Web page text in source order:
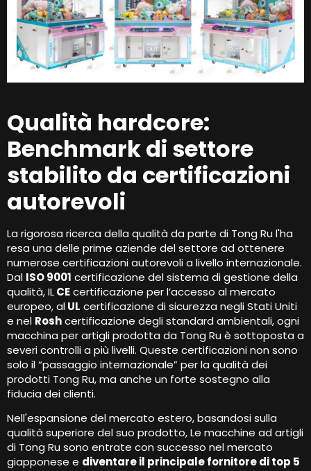
Qualità hardcore:
Benchmark di settore
stabilito da certificazioni
autorevoli
La rigorosa ricerca della qualità da parte di Tong Ru l'ha
resa una delle prime aziende del settore ad ottenere
numerose certificazioni autorevoli a livello internazionale.
Dal ISO 9001 certificazione del sistema di gestione della
qualità, ILCEcertificazione per l’accesso al mercato
europeo, alUL certificazione di sicurezza negli Stati Uniti
e nel Roshcertificazione degli standard ambientali, ogni
macchina per artigli prodotta da Tong Ru è sottoposta a
severi controlli a più livelli. Queste certificazioni non sono
solo il “passaggio internazionale” per la qualità dei
prodotti Tong Ru, ma anche un forte sostegno alla
fiducia dei clienti.
Nell'espansione del mercato estero, basandosi sulla
qualità superiore del suo prodotto, Le macchine ad artigli
di Tong Ru sono entrate con successo nel mercato
giapponese e diventare il principale fornitore di top 5